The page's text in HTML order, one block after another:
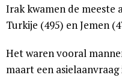
Irak kwamen de meeste
Turkije (495) en Jemen
Het waren vooral
maart een